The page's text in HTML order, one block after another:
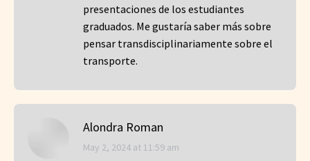
presentaciones de los estudiantes
graduados. Me gustaría saber más sobre
pensar transdisciplinariamente sobre el
transporte.
Alondra Roman
says:
May 2, 2024 at 11:59 am